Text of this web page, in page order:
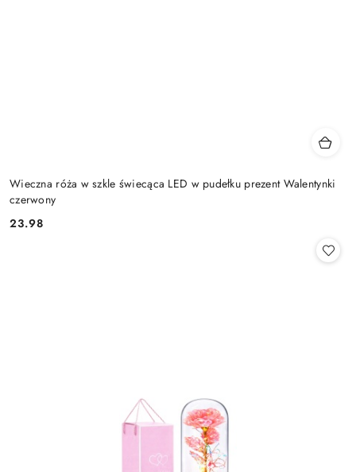
Wieczna róża w szkle świecąca LED w pudełku prezent Walentynki
czerwony
Cena:
23.98